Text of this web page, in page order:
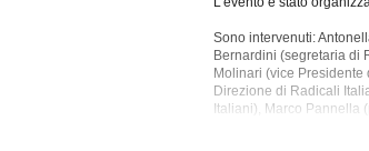
Sono intervenuti:
Bernardini (segretaria di
Molinari (vice
Direzione di Radicali
Italiani), Marco Pannella
(presidente del